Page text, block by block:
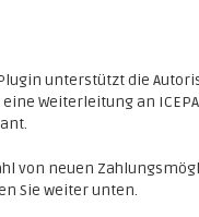
unterstützt die
Weiterleitung an
von neuen
Sie weiter unten.